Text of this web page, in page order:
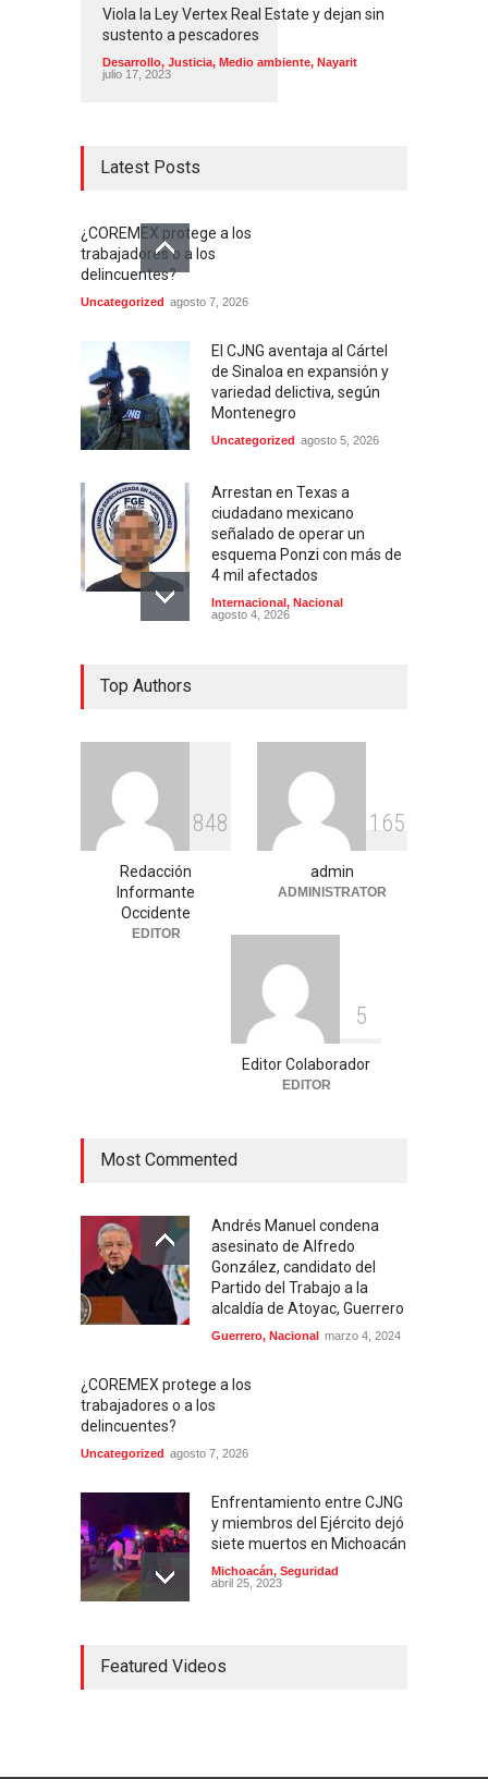
Viola la Ley Vertex Real Estate y dejan sin
sustento a pescadores
Desarrollo, Justicia, Medio ambiente, Nayarit
julio 17, 2023
Latest Posts
¿COREMEX protege a los
trabajadores o a los
delincuentes?
Uncategorized agosto 7, 2026
El CJNG aventaja al Cártel
de Sinaloa en expansión y
variedad delictiva, según
Montenegro
Uncategorized agosto 5, 2026
Arrestan en Texas a
ciudadano mexicano
señalado de operar un
esquema Ponzi con más de
4 mil afectados
Internacional, Nacional
agosto 4, 2026
lugar y horario de la
Justicia
Nacional
agosto 3, 2026
Celia Pulido logra un hito
histórico con 11 preseas y
tres marcas récord en Santo
Top Authors
848
Redacción
Informante
Occidente
EDITOR
1 65
admin
ADMINISTRATOR
5
Editor Colaborador
EDITOR
Most Commented
Andrés Manuel condena
asesinato de Alfredo
González, candidato del
Partido del Trabajo a la
alcaldía de Atoyac, Guerrero
Guerrero, Nacional marzo 4, 2024
¿COREMEX protege a los
trabajadores o a los
delincuentes?
Uncategorized agosto 7, 2026
Enfrentamiento entre CJNG
y miembros del Ejército dejó
siete muertos en Michoacán
Michoacán, Seguridad
abril 25, 2023
contra mujeres
Featured Videos